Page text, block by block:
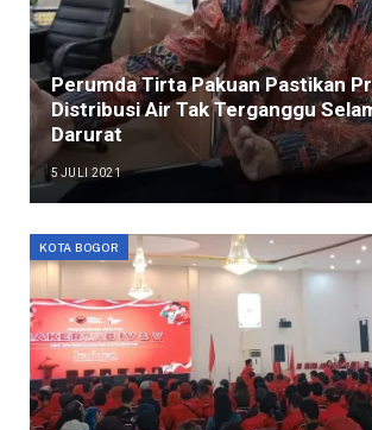
Perumda Tirta Pakuan Pastikan
Distribusi Air Tak Terganggu
Darurat
5 JULI 2021
KOTA BOGOR